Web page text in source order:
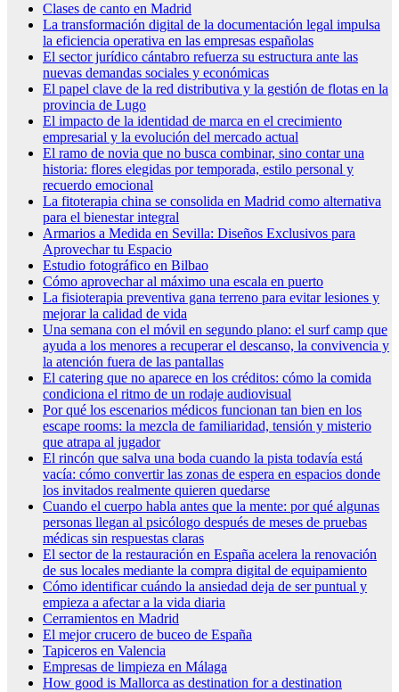
Clases de canto en Madrid
La transformación digital de la documentación legal impulsa
la eficiencia operativa en las empresas españolas
El sector jurídico cántabro refuerza su estructura ante las
nuevas demandas sociales y económicas
El papel clave de la red distributiva y la gestión de flotas en la
provincia de Lugo
El impacto de la identidad de marca en el crecimiento
empresarial y la evolución del mercado actual
El ramo de novia que no busca combinar, sino contar una
historia: flores elegidas por temporada, estilo personal y
recuerdo emocional
La fitoterapia china se consolida en Madrid como alternativa
para el bienestar integral
Armarios a Medida en Sevilla: Diseños Exclusivos para
Aprovechar tu Espacio
Estudio fotográfico en Bilbao
Cómo aprovechar al máximo una escala en puerto
La fisioterapia preventiva gana terreno para evitar lesiones y
mejorar la calidad de vida
Una semana con el móvil en segundo plano: el surf camp que
ayuda a los menores a recuperar el descanso, la convivencia y
la atención fuera de las pantallas
El catering que no aparece en los créditos: cómo la comida
condiciona el ritmo de un rodaje audiovisual
Por qué los escenarios médicos funcionan tan bien en los
escape rooms: la mezcla de familiaridad, tensión y misterio
que atrapa al jugador
El rincón que salva una boda cuando la pista todavía está
vacía: cómo convertir las zonas de espera en espacios donde
los invitados realmente quieren quedarse
Cuando el cuerpo habla antes que la mente: por qué algunas
personas llegan al psicólogo después de meses de pruebas
médicas sin respuestas claras
El sector de la restauración en España acelera la renovación
de sus locales mediante la compra digital de equipamiento
Cómo identificar cuándo la ansiedad deja de ser puntual y
empieza a afectar a la vida diaria
Cerramientos en Madrid
El mejor crucero de buceo de España
Tapiceros en Valencia
Empresas de limpieza en Málaga
How good is Mallorca as destination for a destination